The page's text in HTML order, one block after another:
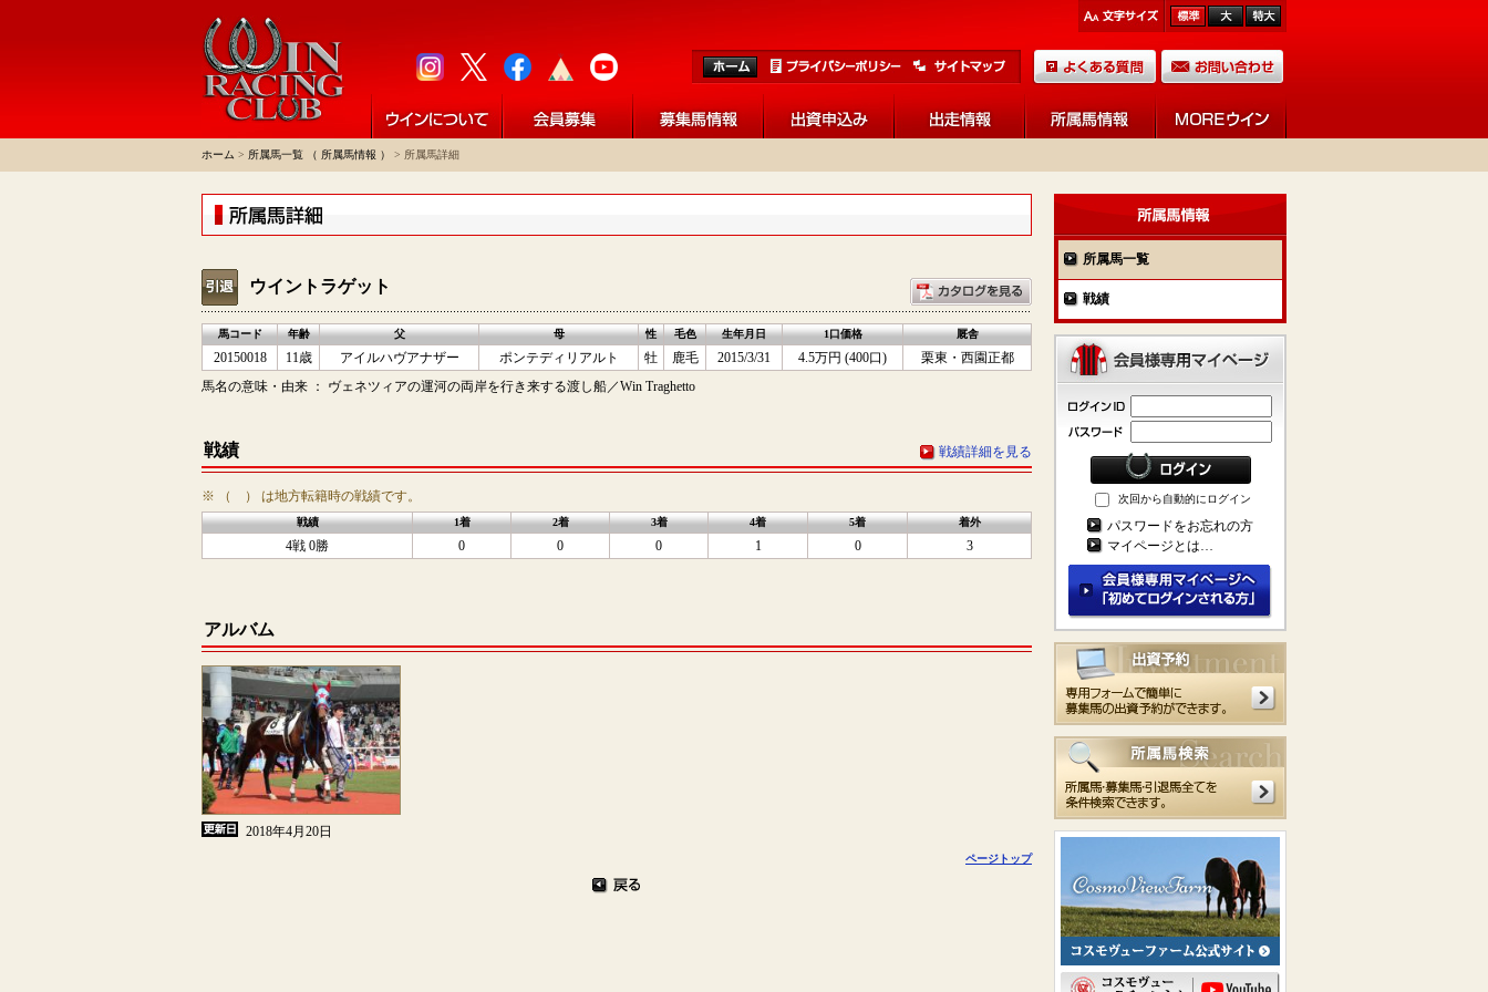
ホーム > 所属馬一覧 （ 所属馬情報 ） > 所属馬詳細
ウイントラゲット
馬コード 年齢 父 母 性 毛色 生年月日 1口価格 厩舎
20150018 11歳 アイルハヴアナザー ポンテディリアルト 牡 鹿毛 2015/3/31 4.5万円 (400口)
栗東・西園正都
馬名の意味・由来 ： ヴェネツィアの運河の両岸を行き来する渡し船／Win Traghetto
戦績 戦績詳細を見る
※ （ ） は地方転籍時の戦績です。
戦績 1着 2着 3着 4着 5着 着外
4戦 0勝 0 0 0 1 0 3
アルバム
2018年4月20日
ページトップ
所属馬一覧
戦績
次回から自動的にログイン
パスワードをお忘れの方
マイページとは…